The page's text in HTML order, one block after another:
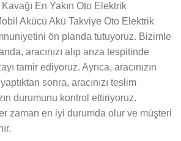
En Yakın Oto Elektrik
Akücü Akü Takviye Oto Elektrik
ön planda tutuyoruz. Bizimle
aracınızı alıp arıza tespitinde
tamir ediyoruz. Ayrıca, aracınızın
yaptıktan sonra, aracınızı teslim
durumunu kontrol ettiriyoruz.
zaman en iyi durumda olur ve müşteri